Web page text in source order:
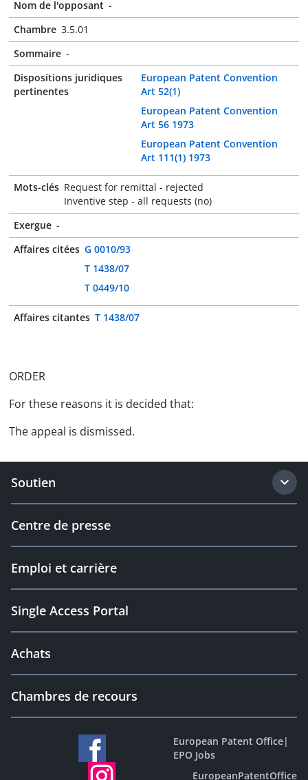
Nom de l'opposant -
Chambre 3.5.01
Sommaire -
Dispositions juridiques
pertinentes
European Patent Convention
Art 52(1)
European Patent Convention
Art 56 1973
European Patent Convention
Art 111(1) 1973
Mots-clés Request for remittal - rejected
Inventive step - all requests (no)
Exergue -
Affaires citées G 0010/93
T 1438/07
T 0449/10
Affaires citantes T 1438/07
ORDER
For these reasons it is decided that:
The appeal is dismissed.
Soutien
Centre de presse
Emploi et carrière
Single Access Portal
Achats
Chambres de recours
European Patent Office|
EPO Jobs
EuropeanPatentOffice